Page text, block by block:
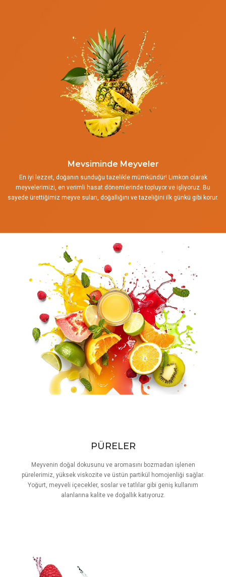
Mevsiminde Meyveler
En iyi lezzet, doğanın sunduğu tazelikle mümkündür! Limkon olarak
meyvelerimizi, en verimli hasat dönemlerinde topluyor ve işliyoruz. Bu
sayede ürettiğimiz meyve suları, doğallığını ve tazeliğini ilk günkü gibi korur.
PÜRELER
Meyvenin doğal dokusunu ve aromasını bozmadan işlenen
pürelerimiz, yüksek viskozite ve üstün partikül homojenliği sağlar.
Yoğurt, meyveli içecekler, soslar ve tatlılar gibi geniş kullanım
alanlarına kalite ve doğallık katıyoruz.